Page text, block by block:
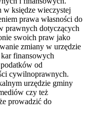
w księdze wieczystej
prawa własności do
prawnych dotyczących
swoich praw jako
zmiany w urzędzie
finansowych
od
cywilnoprawnych.
urzędzie gminy
czy też
prowadzić do